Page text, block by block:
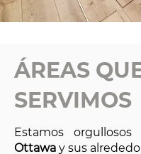
ÁREAS
SERVIMOS
Estamos
Ottawa y sus